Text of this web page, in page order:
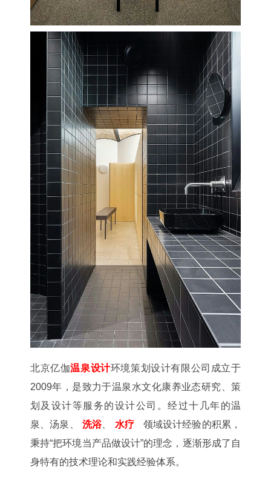
北京亿伽温泉设计环境策划设计有限公司成立于
2009年，是致力于温泉水文化康养业态研究、策
划及设计等服务的设计公司。经过十几年的温
泉、汤泉、
洗浴 水疗
领域设计经验的积累，
秉持“把环境当产品做设计”的理念，逐渐形成了自
身特有的技术理论和实践经验体系。